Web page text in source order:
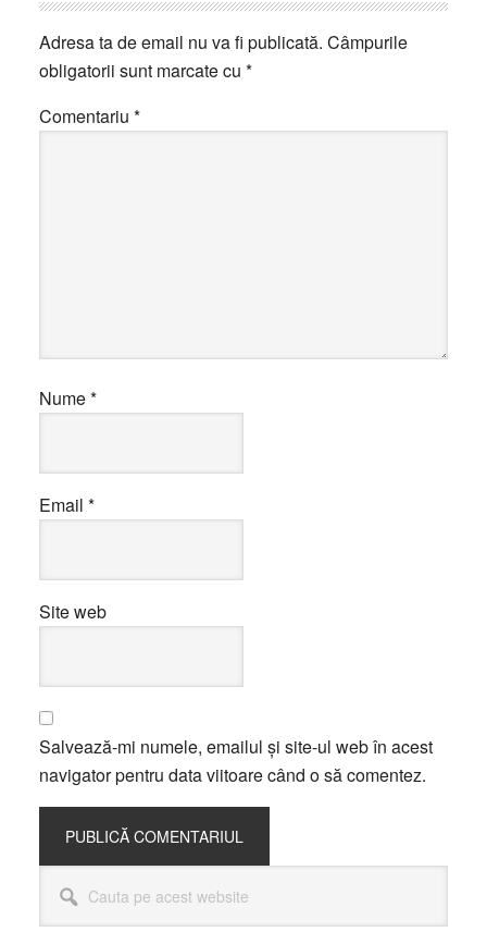
Interactions
Adresa ta de email nu va fi publicată. Câmpurile
obligatorii sunt marcate cu *
Comentariu *
Nume*
Email *
Site web
Salvează-mi numele, emailul și site-ul web în acest
navigator pentru data viitoare când o să comentez.
Bara
principală
acest